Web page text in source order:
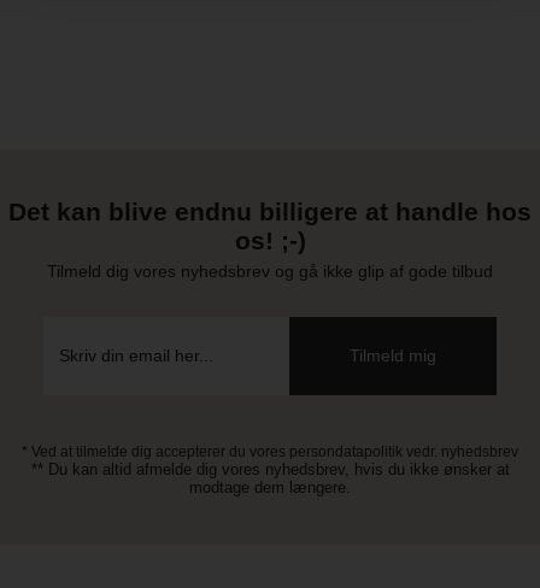
Det kan blive endnu billigere at handle hos
os! ;-)
Tilmeld dig vores nyhedsbrev og gå ikke glip af gode tilbud
* Ved at tilmelde dig accepterer du vores persondatapolitik vedr. nyhedsbrev
** Du kan altid afmelde dig vores nyhedsbrev, hvis du ikke ønsker at
modtage dem længere.